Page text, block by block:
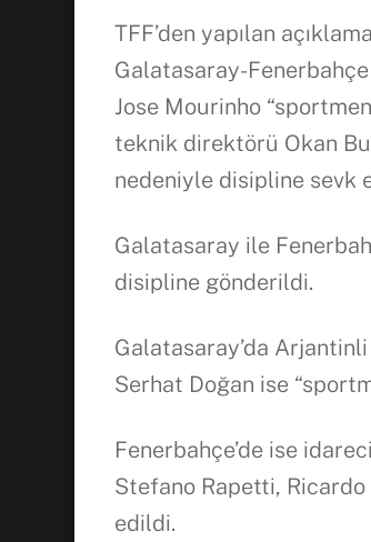
TFF’den yapılan
Galatasaray-
Jose Mourinho
teknik direktörü Okan
nedeniyle disipline sevk
Galatasaray ile
disipline gönderildi.
Galatasaray’da
Serhat Doğan ise
Fenerbahçe’de ise
Stefano Rapetti,
edildi.